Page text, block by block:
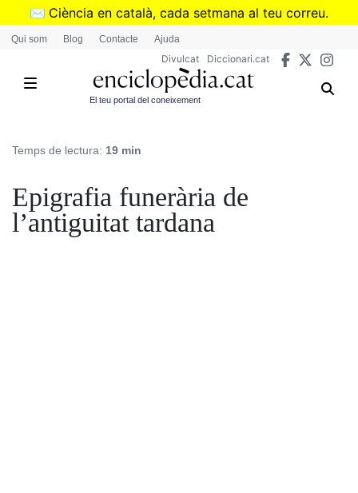
Vés
✉️ Ciència en català, cada setmana al teu correu.
➜Subscriu-te al butlletí de Divulcat
Qui som Blog Contacte Ajuda
Divulcat Diccionari.cat
El teu portal del coneixement
Temps de lectura: 19 min
Epigrafia funerària de
l’antiguitat tardana